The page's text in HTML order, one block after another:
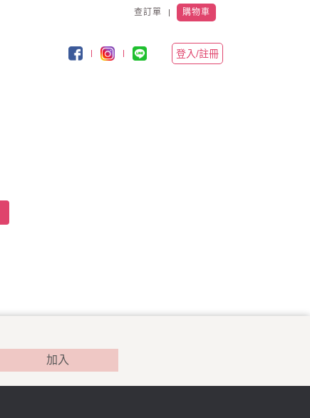
查訂單 購物車
登入/註冊
加入